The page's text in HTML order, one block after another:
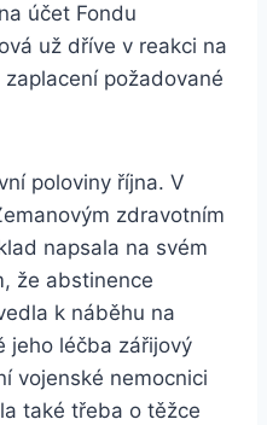
účet Fondu
už dříve v reakci na
požadované
poloviny října. V
zdravotním
napsala na svém
že abstinence
k náběhu na
jeho léčba zářijový
vojenské nemocnici
také třeba o těžce